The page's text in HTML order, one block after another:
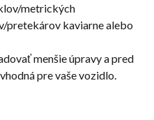
metrických
kaviarne alebo
menšie úpravy a pred
pre vaše vozidlo.